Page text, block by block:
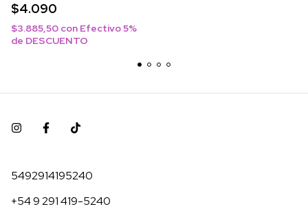
$4.090
$3.885,50 con Efectivo 5%
de DESCUENTO
5492914195240
+54 9 291 419-5240